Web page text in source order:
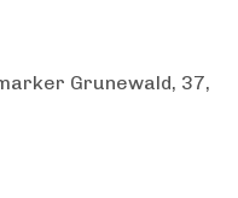
Grunewald, 37,